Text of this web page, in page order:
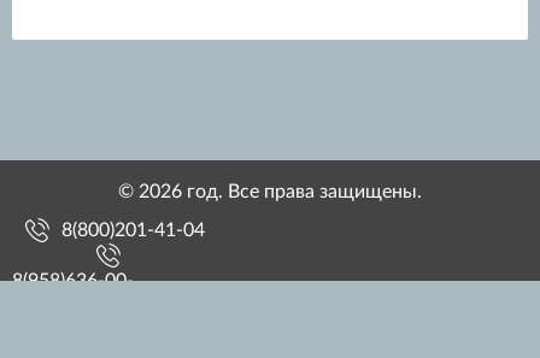
© 2026 год. Все права защищены.
8(800)201-41-04
8(958)636-00-